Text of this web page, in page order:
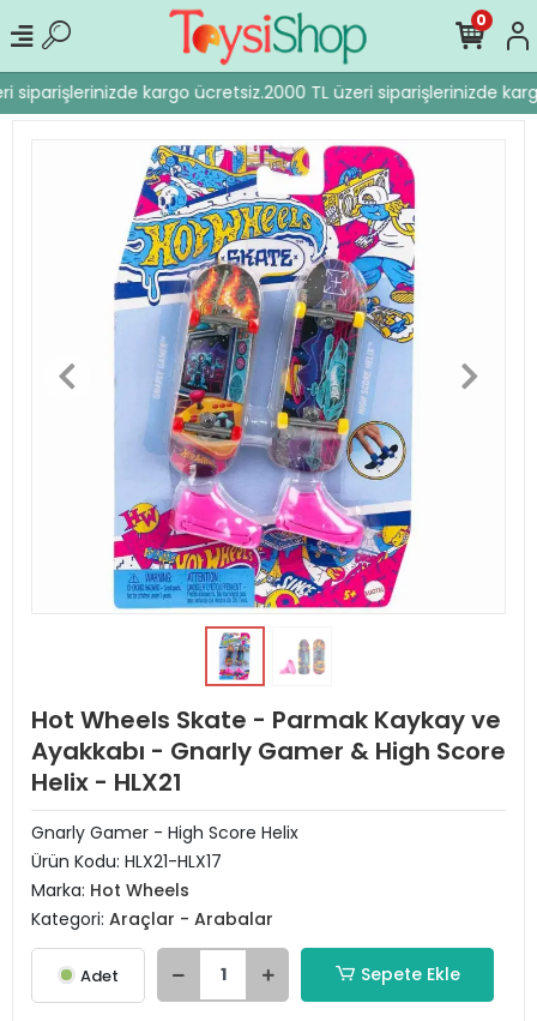
siparişlerinizde kargo ücretsiz.2000 TL üzeri siparişlerinizde
0
Hot Wheels Skate - Parmak Kaykay ve
Ayakkabı - Gnarly Gamer & High Score
Helix - HLX21
Gnarly Gamer - High Score Helix
Ürün Kodu: HLX21-HLX17
Marka: Hot Wheels
Kategori: Araçlar - Arabalar
Adet Sepete Ekle